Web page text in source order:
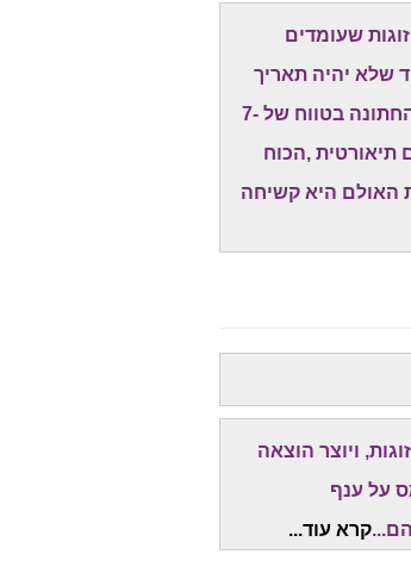
שעומדים
שלא יהיה תאריך
טוב ופנוי" של האולמות המובילים. לכן,המון מן הזוגות משריינים לעצמם את תאריך החתונה בטווח של 7-
תיאורטית ,הכוח
האולם היא קשיחה
ויוצר הוצאה
על ענף
קרא עוד...